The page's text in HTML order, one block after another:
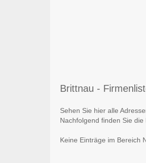
Brittnau -
Sehen Sie hier alle
Nachfolgend finden Sie
Keine Einträge im Bereich